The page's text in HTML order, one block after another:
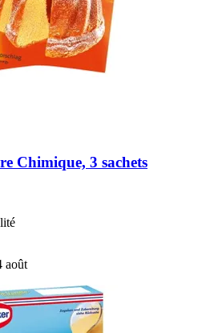
Chimique, 3 sachets
août